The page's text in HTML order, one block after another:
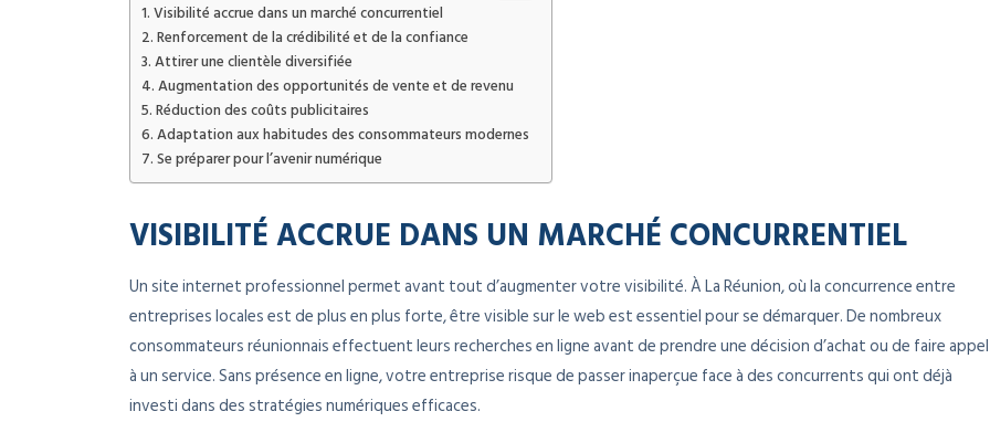
Visibilité accrue dans un marché concurrentiel
Renforcement de la crédibilité et de la confiance
Attirer une clientèle diversifiée
Augmentation des opportunités de vente et de revenu
Réduction des coûts publicitaires
Adaptation aux habitudes des consommateurs modernes
Se préparer pour l’avenir numérique
VISIBILITÉ ACCRUE DANS UN MARCHÉ CONCURRENTIEL
Un site internet professionnel permet avant tout d’augmenter votre visibilité. À La Réunion, où la concurrence entre
entreprises locales est de plus en plus forte, être visible sur le web est essentiel pour se démarquer. De nombreux
consommateurs réunionnais effectuent leurs recherches en ligne avant de prendre une décision d’achat ou de faire appel
à un service. Sans présence en ligne, votre entreprise risque de passer inaperçue face à des concurrents qui ont déjà
investi dans des stratégies numériques efficaces.